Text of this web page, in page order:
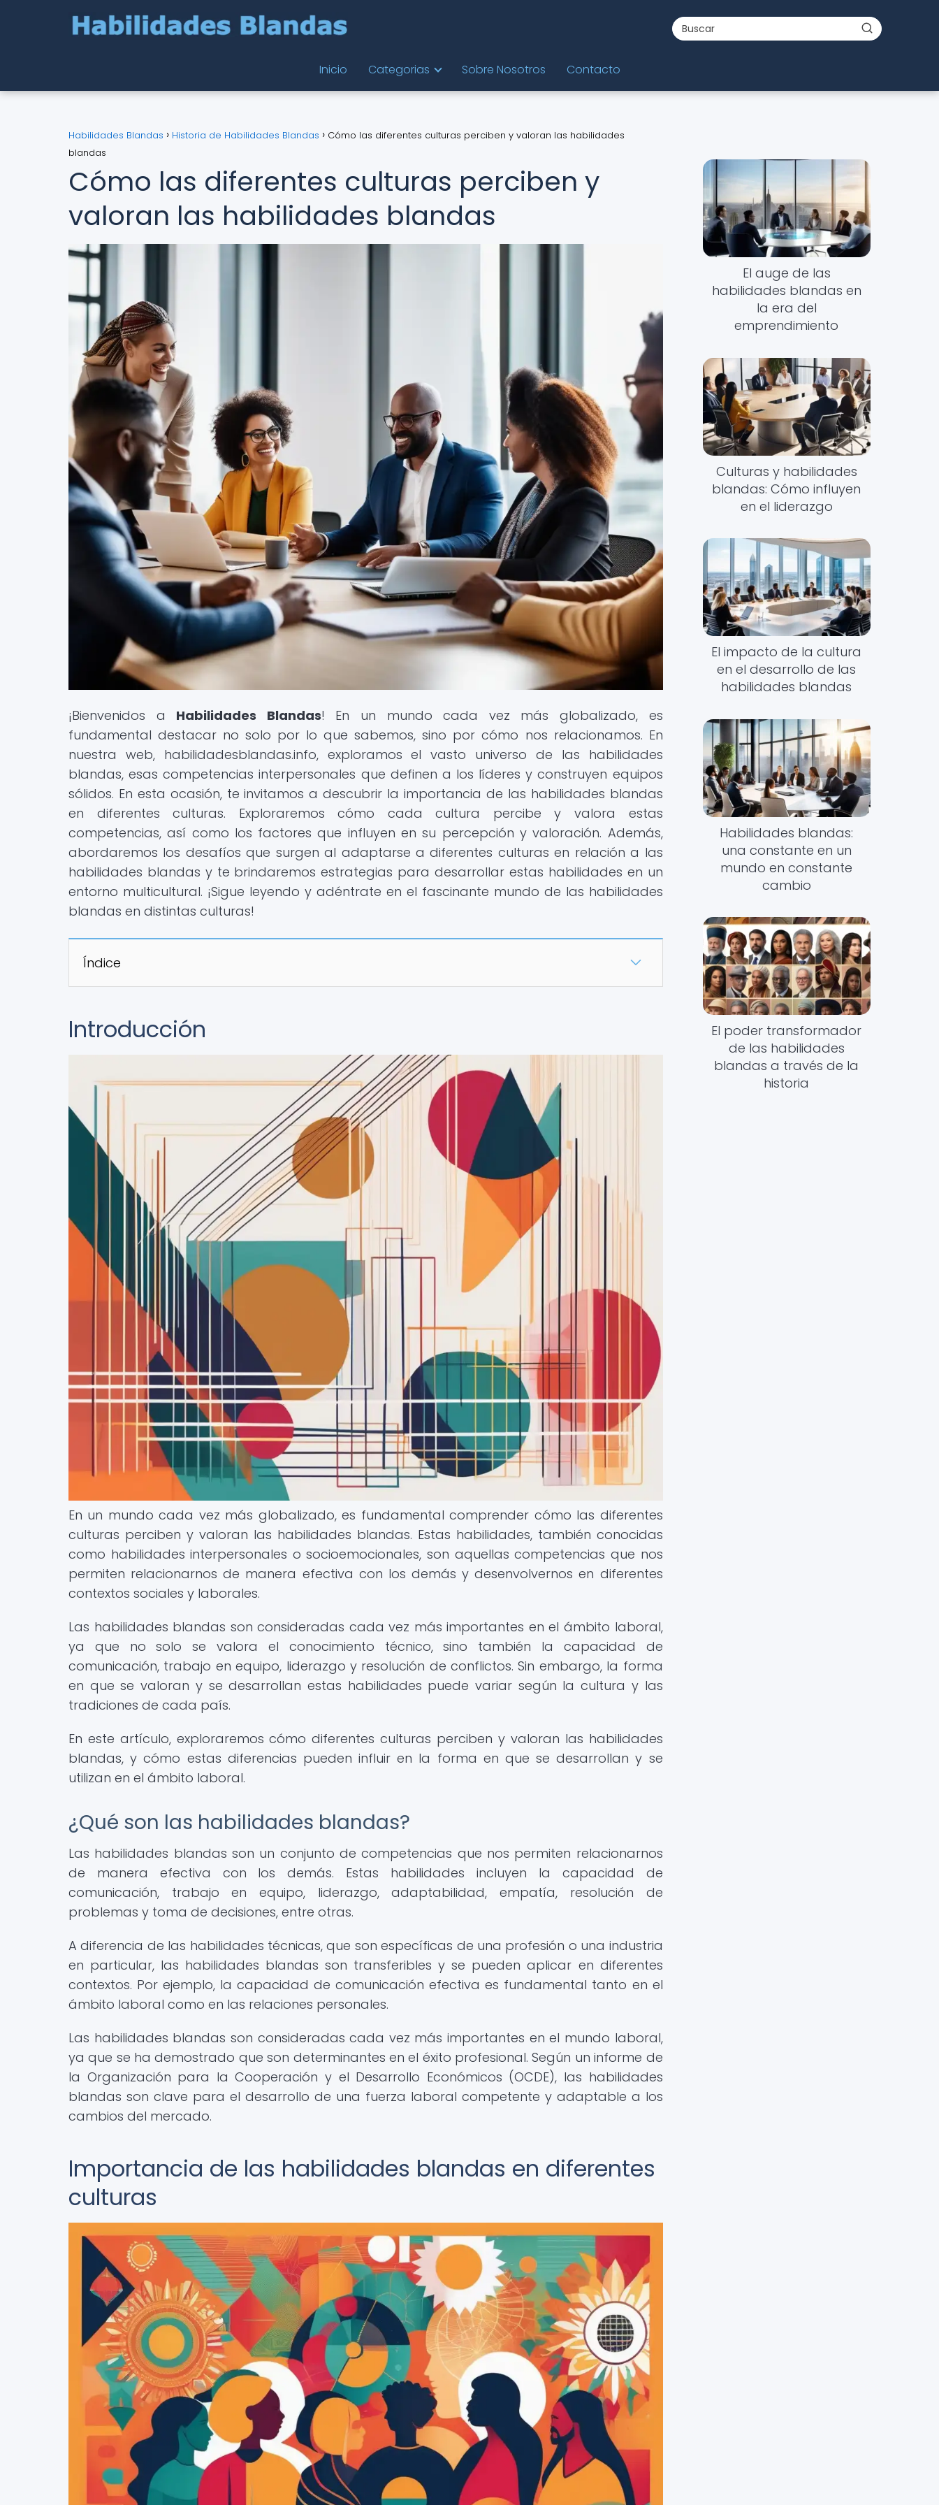
Inicio Categorias Sobre Nosotros Contacto
Habilidades Blandas Historia de Habilidades Blandas
Cómo las diferentes culturas perciben y valoran las habilidades
blandas
Cómo las diferentes culturas perciben y
valoran las habilidades blandas
¡Bienvenidos a Habilidades Blandas! En un mundo cada vez más globalizado, es
fundamental destacar no solo por lo que sabemos, sino por cómo nos relacionamos. En
nuestra web, habilidadesblandas.info, exploramos el vasto universo de las habilidades
blandas, esas competencias interpersonales que definen a los líderes y construyen equipos
sólidos. En esta ocasión, te invitamos a descubrir la importancia de las habilidades blandas
en diferentes culturas. Exploraremos cómo cada cultura percibe y valora estas
competencias, así como los factores que influyen en su percepción y valoración. Además,
abordaremos los desafíos que surgen al adaptarse a diferentes culturas en relación a las
habilidades blandas y te brindaremos estrategias para desarrollar estas habilidades en un
entorno multicultural. ¡Sigue leyendo y adéntrate en el fascinante mundo de las habilidades
blandas en distintas culturas!
Índice
Introducción
En un mundo cada vez más globalizado, es fundamental comprender cómo las diferentes
culturas perciben y valoran las habilidades blandas. Estas habilidades, también conocidas
como habilidades interpersonales o socioemocionales, son aquellas competencias que nos
permiten relacionarnos de manera efectiva con los demás y desenvolvernos en diferentes
contextos sociales y laborales.
Las habilidades blandas son consideradas cada vez más importantes en el ámbito laboral,
ya que no solo se valora el conocimiento técnico, sino también la capacidad de
comunicación, trabajo en equipo, liderazgo y resolución de conflictos. Sin embargo, la forma
en que se valoran y se desarrollan estas habilidades puede variar según la cultura y las
tradiciones de cada país.
En este artículo, exploraremos cómo diferentes culturas perciben y valoran las habilidades
blandas, y cómo estas diferencias pueden influir en la forma en que se desarrollan y se
utilizan en el ámbito laboral.
¿Qué son las habilidades blandas?
Las habilidades blandas son un conjunto de competencias que nos permiten relacionarnos
de manera efectiva con los demás. Estas habilidades incluyen la capacidad de
comunicación, trabajo en equipo, liderazgo, adaptabilidad, empatía, resolución de
problemas y toma de decisiones, entre otras.
A diferencia de las habilidades técnicas, que son específicas de una profesión o una industria
en particular, las habilidades blandas son transferibles y se pueden aplicar en diferentes
contextos. Por ejemplo, la capacidad de comunicación efectiva es fundamental tanto en el
ámbito laboral como en las relaciones personales.
Las habilidades blandas son consideradas cada vez más importantes en el mundo laboral,
ya que se ha demostrado que son determinantes en el éxito profesional. Según un informe de
la Organización para la Cooperación y el Desarrollo Económicos (OCDE), las habilidades
blandas son clave para el desarrollo de una fuerza laboral competente y adaptable a los
cambios del mercado.
Importancia de las habilidades blandas en diferentes
culturas
El auge de las
habilidades blandas en
la era del
emprendimiento
Culturas y habilidades
blandas: Cómo influyen
en el liderazgo
El impacto de la cultura
en el desarrollo de las
habilidades blandas
Habilidades blandas:
una constante en un
mundo en constante
cambio
El poder transformador
de las habilidades
blandas a través de la
historia